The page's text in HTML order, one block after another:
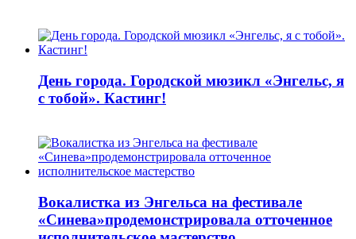
День города. Городской мюзикл «Энгельс, я
с тобой». Кастинг!
Вокалистка из Энгельса на фестивале
«Синева»продемонстрировала отточенное